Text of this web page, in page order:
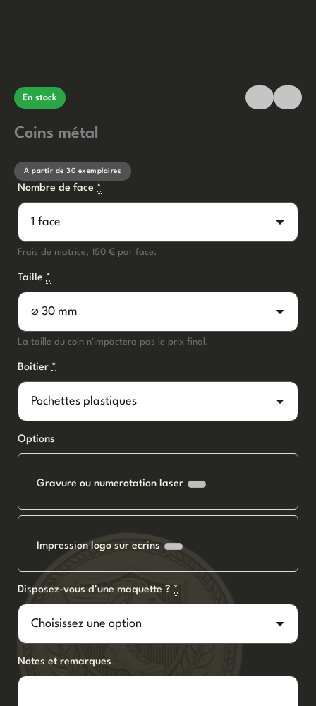
En stock
Coins métal
A partir de 30 exemplaires
Nombre de face *
Frais de matrice, 150 € par face.
Taille *
La taille du coin n'impactera pas le prix final.
Boitier *
Options
Gravure ou numerotation laser
Impression logo sur ecrins
Disposez-vous d'une maquette ? *
Notes et remarques